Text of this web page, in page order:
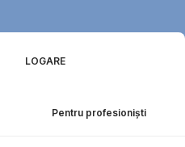
LOGARE
Pentru profesioniști